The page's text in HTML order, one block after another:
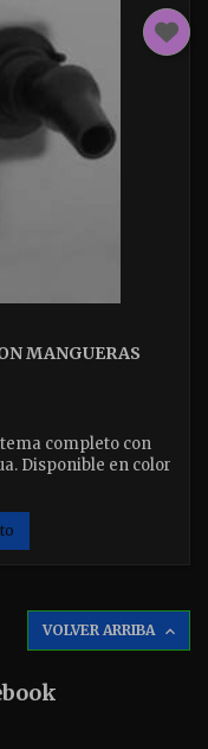
MANGUERAS
completo con
Disponible en color
subida y bajada.
VOLVER ARRIBA 